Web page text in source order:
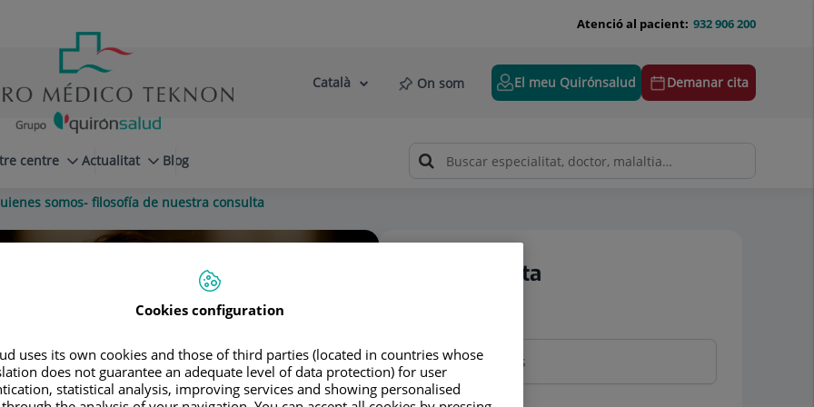
932 906 200
Atenció al pacient:
Selector
Llenguatge
Català On som El meu Quirónsalud Demanar cita
centre Actualitat Blog
somos- filosofía de nuestra consulta
Onbargi
Demanar cita
Cookies configuration
uses its own cookies and those of third parties (located in countries whose
does not guarantee an adequate level of data protection) for user
statistical analysis, improving services and showing personalised